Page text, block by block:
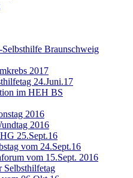
Selbsthilfe Braunschweig
2017
24.Juni.17
im HEH BS
2016
2016
25.Sept.16
vom 24.Sept.16
vom 15.Sept. 2016
Selbsthilfetag